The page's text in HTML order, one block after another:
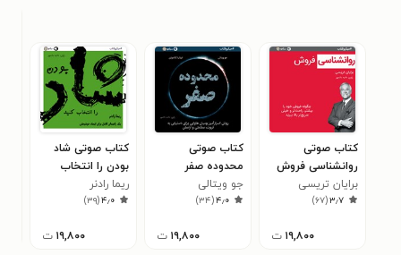
کتاب صوتی
روانشناسی فروش
(خلاصه کتاب)
برایان تریسی
۳٫۷(۶۷)
۱۹,۸۰۰ ت
کتاب صوتی
محدوده صفر
(خلاصه کتاب)
جو ویتالی
۴٫۰(۳۴)
۱۹,۸۰۰ ت
کتاب صوتی شاد
بودن را انتخاب
کنید (خلاصه کتاب)
ریما رادنر
۴٫۰(۳۹)
۱۹,۸۰۰ ت